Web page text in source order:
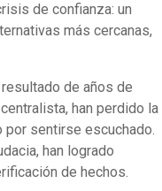
de confianza: un
más cercanas,
de años de
han perdido la
por sentirse escuchado.
han logrado
de hechos.